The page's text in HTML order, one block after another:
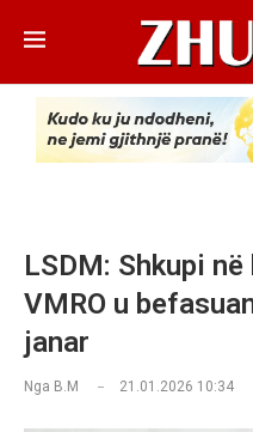
LSDM: Shkupi
VMRO u
janar
Nga B.M 21.01.2026 10:34